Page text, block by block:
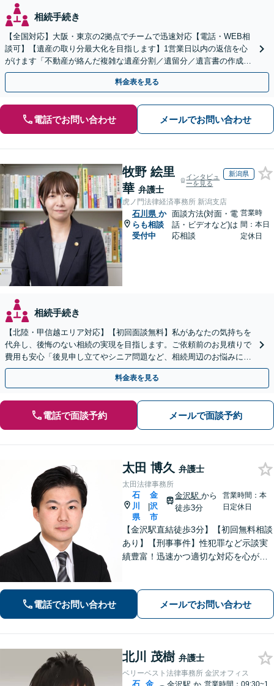
相続手続き
【全国対応】大阪・東京の2拠点でチームで迅速対応【電話・WEB相
談可】【遺産の取り分最大化を目指します】1営業日以内の返信を心
がけます「不動産が絡んだ複雑な遺産分割／遺留分／遺言書の作成・
執行／事業承継など、お任せください」【休日相談あり】
料金表を見る
電話でお問い合わせ メールでお問い合わせ
牧野 絵里
華 弁護士
インタビュ
ーを見る
新潟県
虎ノ門法律経済事務所 新潟支店
石川県 か
らも相談
受付中
面談方法(対面・電
話・ビデオなど)は
応相談
営業時
間：本日
定休日
相続手続き
【北陸・甲信越エリア対応】【初回面談無料】私があなたの気持ちを
代弁し、後悔のない相続の実現を目指します。ご依頼前のお見積りで
費用も安心「後見申し立てやシニア問題など、相続周辺のお悩みにも
対処可能」【WEB面談対応】
料金表を見る
電話で面談予約 メールで面談予約
太田 博久 弁護士
太田法律事務所
石
川
県
|
金
沢
市
金沢駅から
徒歩3分
営業時間：本
日定休日
【金沢駅直結徒歩3分】【初回無料相談
あり】【刑事事件】性犯罪など示談実
績豊富！迅速かつ適切な対応を心がけ
対応で、適切な解決へと導きます。
電話でお問い合わせ メールでお問い合わせ
北川 茂樹 弁護士
ベリーベスト法律事務所 金沢オフィス
石 金 営業時間：09:30~1